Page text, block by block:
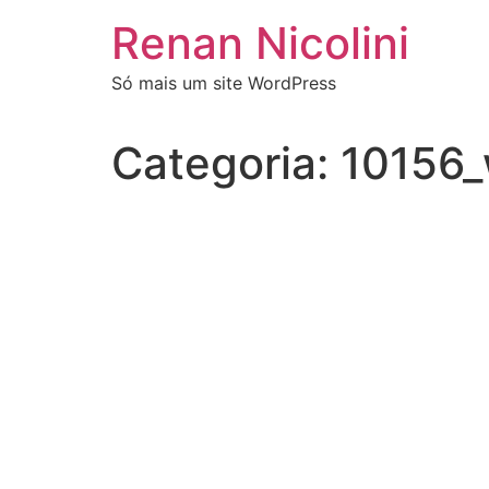
Renan Nicolini
Só mais um site WordPress
Categoria: